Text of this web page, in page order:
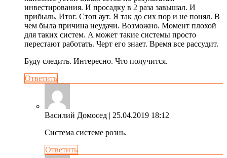
инвестирования. И просадку в 2 раза завышал. И
прибыль. Итог. Стоп аут. Я так до сих пор и не понял. В
чем была причина неудачи. Возможно. Момент плохой
для таких систем. А может такие системы просто
перестают работать. Черт его знает. Время все рассудит.
Буду следить. Интересно. Что получится.
Ответить
Василий Домосед | 25.04.2019 18:12
Система системе рознь.
Ответить